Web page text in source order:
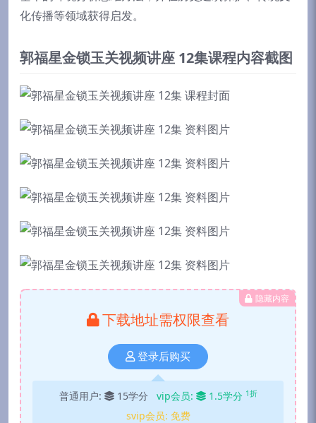
化传播等领域获得启发。
郭福星金锁玉关视频讲座 12集课程内容截图
隐藏内容
下载地址需权限查看
登录后购买
普通用户: 15学分 vip会员: 1.5学分 1折
svip会员: 免费